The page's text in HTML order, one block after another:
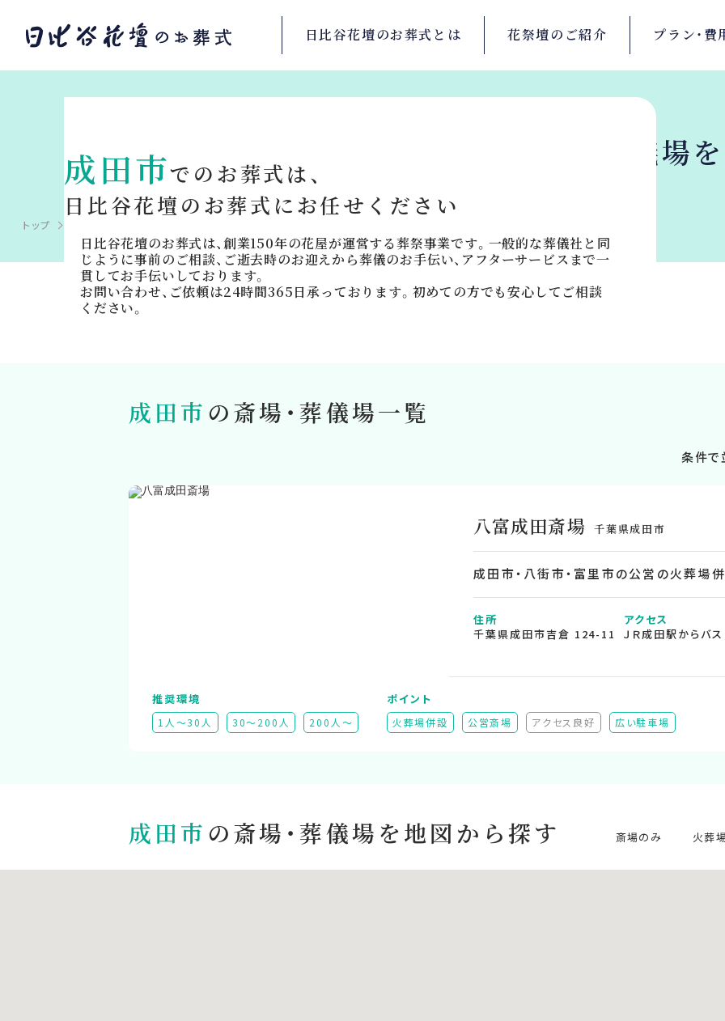
日比谷花壇のお葬式とは 花祭壇の ご紹介 プラン・ 費
斎場・葬儀場
トップ
成田市でのお葬式は、
日比谷花壇のお葬式にお任せください
日比谷花壇のお葬式は、創業150年の花屋が運営する葬祭事業です。一般的な葬儀社と同
じように事前のご相談、ご逝去時のお迎えから葬儀のお手伝い、アフターサービスまで一
貫してお手伝いしております。
お問い合わせ、ご依頼は24時間365日承っております。初めての方でも安心してご相談
ください。
成田市 の斎場・葬儀場一覧
条件で
八富成田斎場 千葉県成田市
成田市・八街市・富里市の公営の火葬場
住所
千葉県成田市吉倉 124-11
アクセス
ＪＲ成田駅からバ
推奨環境
1人～30人 30～200人 200人～
ポイント
火葬場併設 公営斎場
アクセス良好
（非対応）
広い駐車場
成田市 の斎場・葬儀場を地図から探す 斎場のみ 火葬